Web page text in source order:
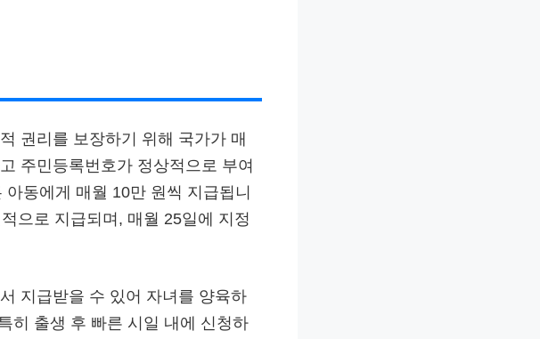
권리를 보장하기 위해 국가가 매
주민등록번호가 정상적으로 부여
동에게 매월 10만 원씩 지급됩니
으로 지급되며, 매월 25일에 지정
지급받을 수 있어 자녀를 양육하
히 출생 후 빠른 시일 내에 신청하